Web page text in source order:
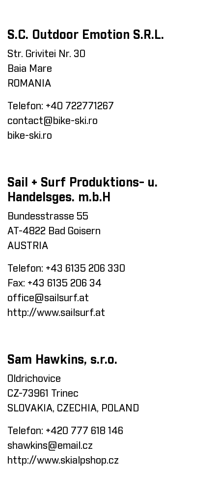
S.C. Outdoor Emotion S.R.L.
Str. Grivitei Nr. 30
Baia Mare
ROMANIA
Telefon: +40 722771267
contact@bike-ski.ro
bike-ski.ro
Sail + Surf Produktions- u.
Handelsges. m.b.H
Bundesstrasse 55
AT-4822 Bad Goisern
AUSTRIA
Telefon: +43 6135 206 330
Fax: +43 6135 206 34
office@sailsurf.at
http://www.sailsurf.at
Sam Hawkins, s.r.o.
Oldrichovice
CZ-73961 Trinec
SLOVAKIA, CZECHIA, POLAND
Telefon: +420 777 618 146
shawkins@email.cz
http://www.skialpshop.cz